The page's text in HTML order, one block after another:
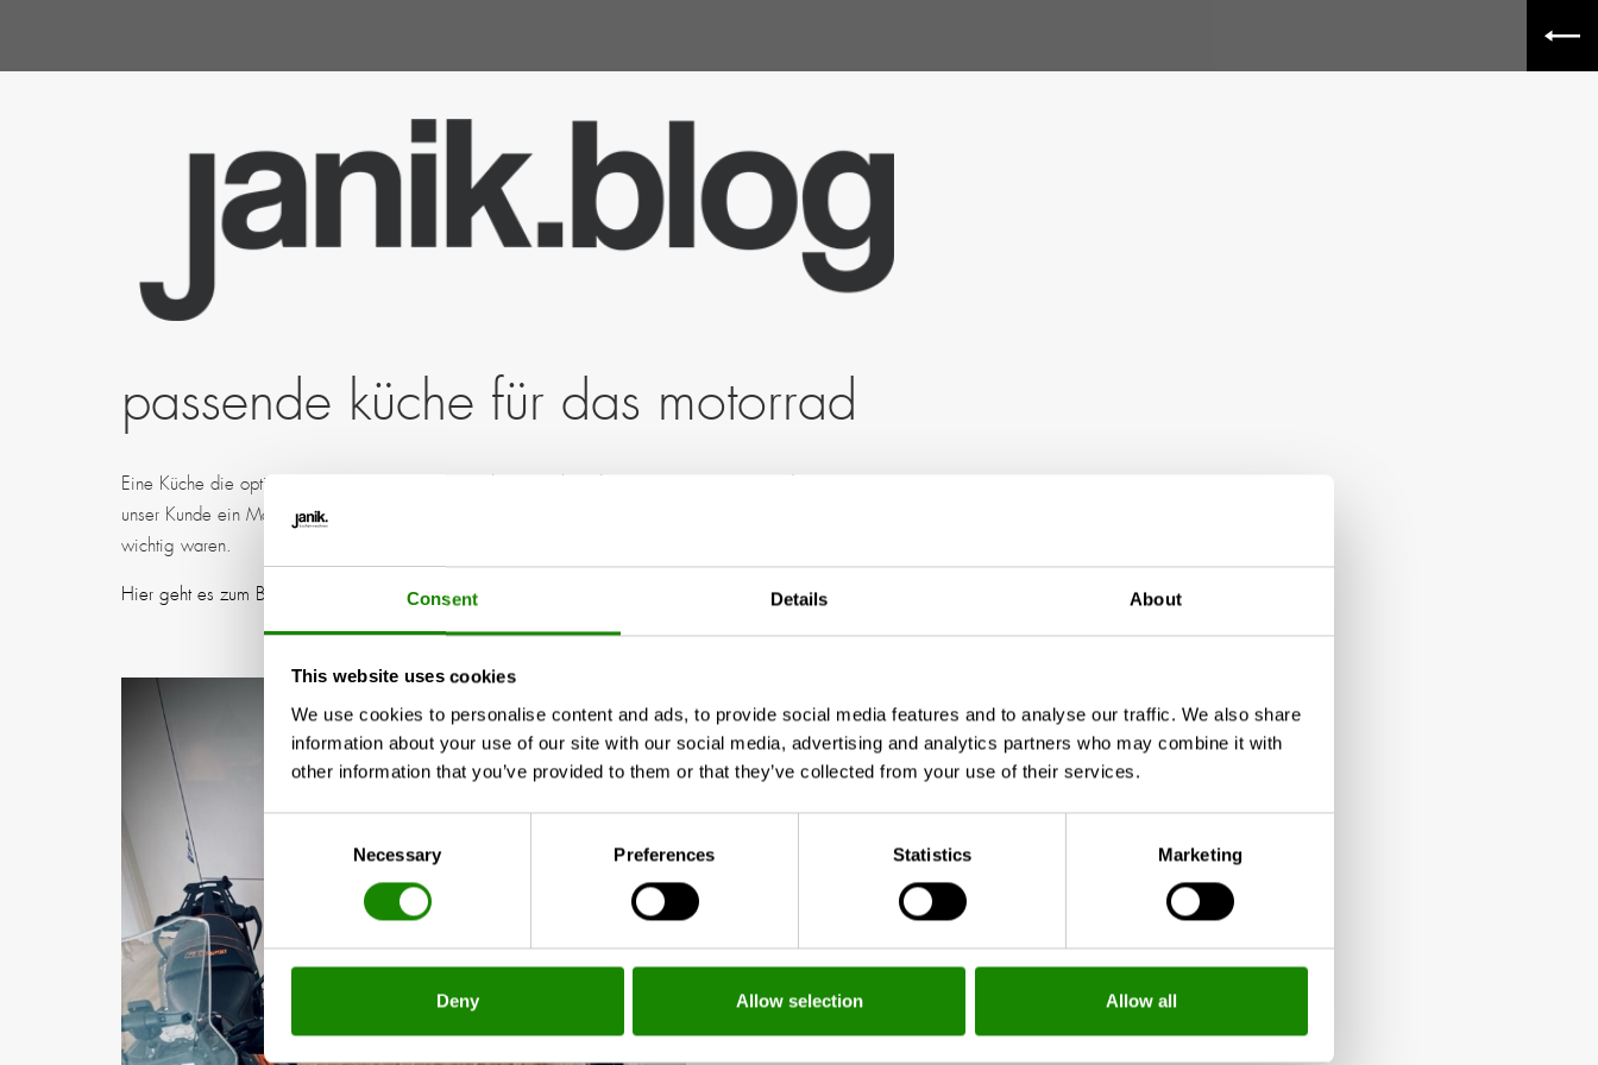
Consent Details About
This website uses cookies
We use cookies to personalise content and ads, to provide social media features and to analyse our traffic. We also share
information about your use of our site with our social media, advertising and analytics partners who may combine it with
other information that you’ve provided to them or that they’ve collected from your use of their services.
Necessary Preferences Statistics Marketing
Deny Allow selection Allow all
passende küche für das motorrad
Eine Küche die optisch zum Motorrad passt? Das komm nicht jeden Tag vor. Lesen Sie in dem Beitrag, warum
unser Kunde ein Motorrad in seiner Küche stehen hat und welche Kriterien für seine Entscheidungsfindung
wichtig waren.
Hier geht es zum Blog.